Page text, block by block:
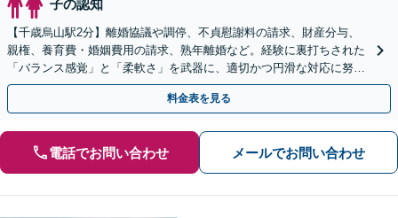
子の認知
【千歳烏山駅2分】離婚協議や調停、不貞慰謝料の請求、財産分与、
親権、養育費・婚姻費用の請求、熟年離婚など。経験に裏打ちされた
「バランス感覚」と「柔軟さ」を武器に、適切かつ円滑な対応に努め
ます【Zoom対応】【お子さま連れの相談可】
料金表を見る
電話でお問い合わせ メールでお問い合わせ